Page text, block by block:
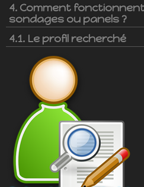
4. Comment
sondages ou panels ?
4.1. Le profil recherché